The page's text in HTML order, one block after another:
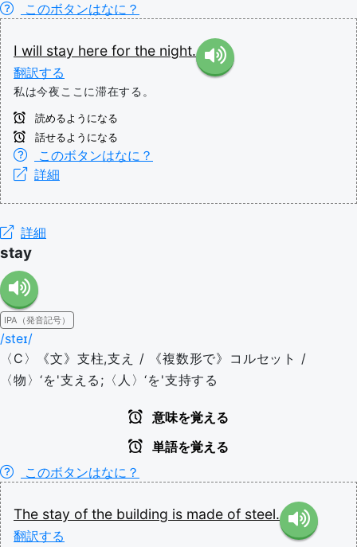
このボタンはなに？
I will stay here for the night.
翻訳する
私は今夜ここに滞在する。
読めるようになる
話せるようになる
このボタンはなに？
詳細
詳細
stay
IPA（発音記号）
/steɪ/
〈C〉《文》支柱,支え / 《複数形で》コルセット /
〈物〉‘を'支える;〈人〉‘を'支持する
意味を覚える
単語を覚える
このボタンはなに？
The stay of the building is made of steel.
翻訳する